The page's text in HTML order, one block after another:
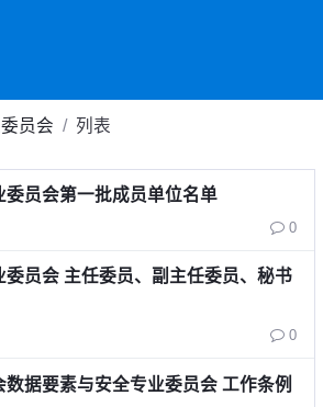
员会 列表
委员会第一批成员单位名单
0
员会 主任委员、副主任委员、秘书
0
据要素与安全专业委员会 工作条例